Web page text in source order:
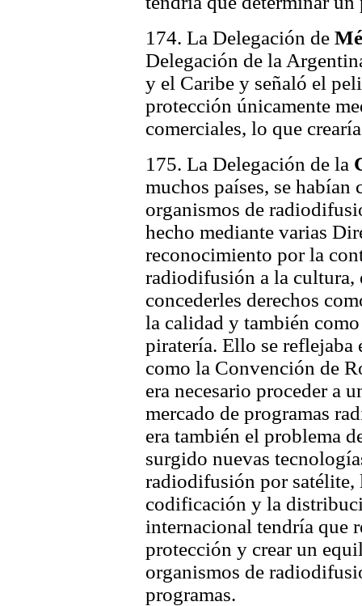
174. La Delegación de
Delegación de la
y el Caribe y señaló el
protección únicamente
comerciales, lo que
175. La Delegación de la
muchos países, se habían
organismos de
hecho mediante varias
reconocimiento por la
radiodifusión a la cultura,
concederles derechos
la calidad y también
piratería. Ello se reflejaba
como la Convención de
era necesario proceder a
mercado de programas
era también el problema
surgido nuevas
radiodifusión por
codificación y la
internacional tendría que
protección y crear un
organismos de
programas.